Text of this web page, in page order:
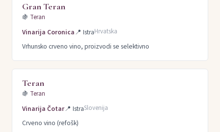
Gran Teran
🍇 Teran
Vinarija Coronica📍 IstraHrvatska
Vrhunsko crveno vino, proizvodi se selektivno
Teran
🍇 Teran
Vinarija Čotar📍 IstraSlovenija
Crveno vino (refošk)